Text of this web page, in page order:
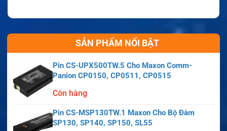
SẢN PHẨM NỔI BẬT
Pin CS-UPX500TW.5 Cho Maxon Comm-
Panion CP0150, CP0511, CP0515
Còn hàng
Pin CS-MSP130TW.1 Maxon Cho Bộ Đàm
SP130, SP140, SP150, SL55